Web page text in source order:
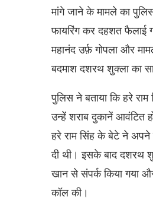
मांगे जाने के मामले का
फायरिंग कर दहशत फैलाई
महानंद उर्फ़ गोपला और
बदमाश दशरथ शुक्ला का
पुलिस ने बताया कि हरे
उन्हें शराब दुकानें आवंटित
हरे राम सिंह के बेटे ने अपने
दी थी। इसके बाद दशरथ
खान से संपर्क किया गया
कॉल की।